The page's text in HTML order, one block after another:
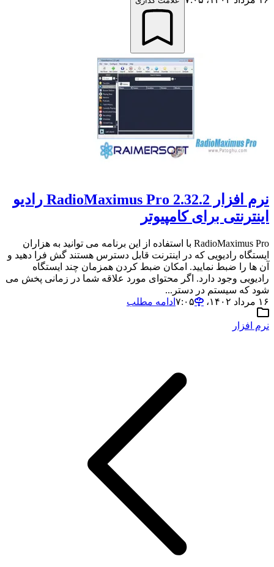
نرم افزار RadioMaximus Pro 2.32.2 رادیو
اینترنتی برای کامپیوتر
RadioMaximus Pro با استفاده از این برنامه می توانید به هزاران
ایستگاه رادیویی که در اینترنت قابل دسترس هستند گش فرا دهید و
آن ها را ضبط نمایید. امکان ضبط کردن همزمان چند ایستگاه
رادیویی وجود دارد. اگر محتوای مورد علاقه شما در زمانی پخش می
شود که سیستم در دستر...
۱۶ مرداد ۱۴۰۲،‏ ۷:۰۵
ادامه مطلب
نرم افزار